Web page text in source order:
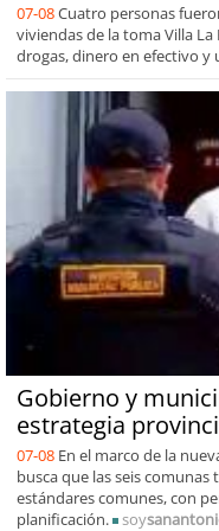
07-08Cuatro personas
viviendas de la toma Villa
drogas, dinero en efectivo y
Gobierno y
estrategia
07-08 En el marco de la
busca que las seis
estándares comunes, con
planificación.
soy